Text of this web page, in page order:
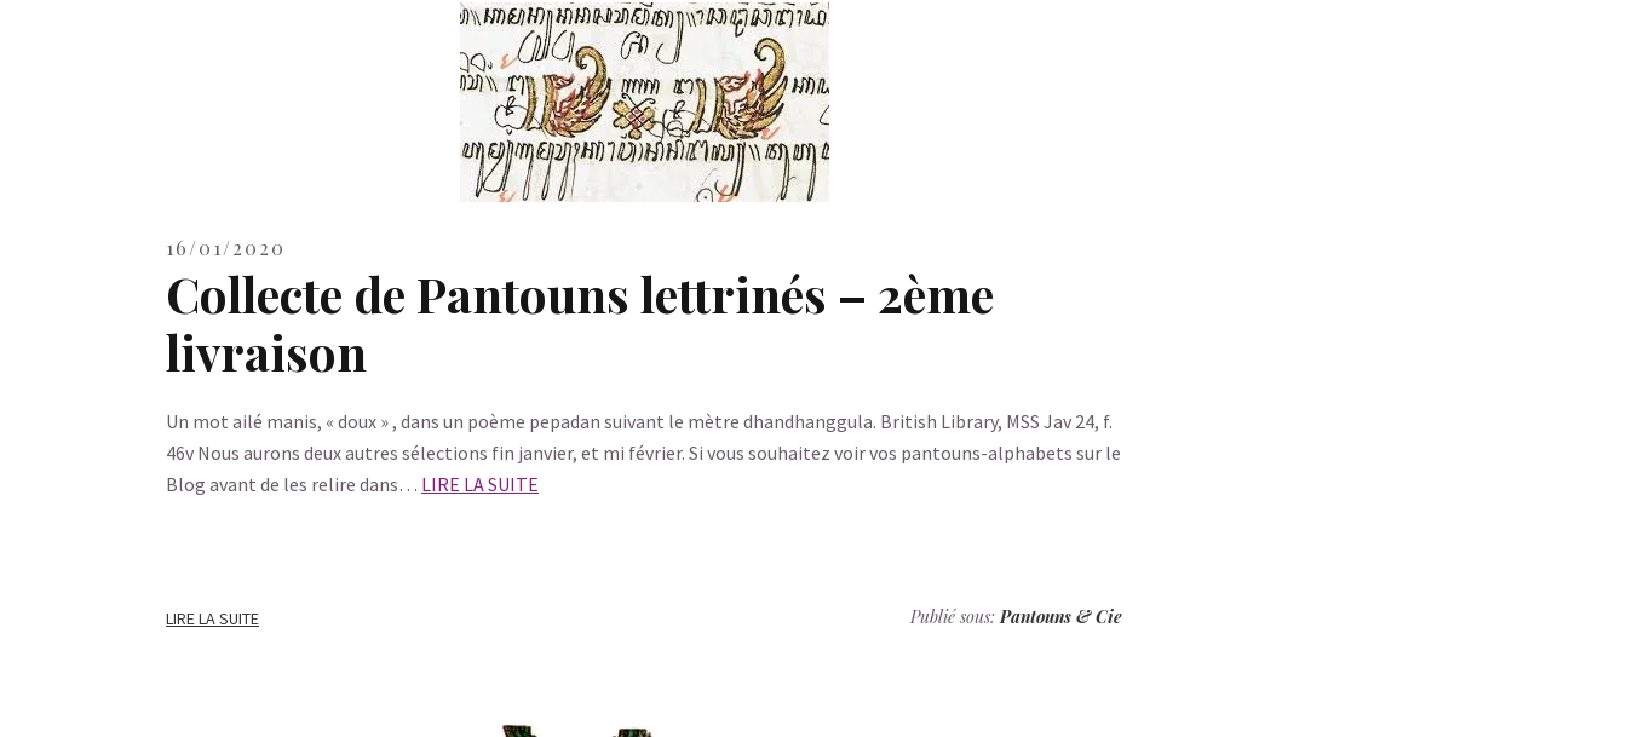
16/01/2020
Collecte de Pantouns lettrinés – 2ème
livraison
Un mot ailé manis, « doux » , dans un poème pepadan suivant le mètre dhandhanggula. British Library, MSS Jav 24, f.
46v Nous aurons deux autres sélections fin janvier, et mi février. Si vous souhaitez voir vos pantouns-alphabets sur le
Blog avant de les relire dans… LIRE LA SUITE
LIRE LA SUITE Publié sous:Pantouns & Cie